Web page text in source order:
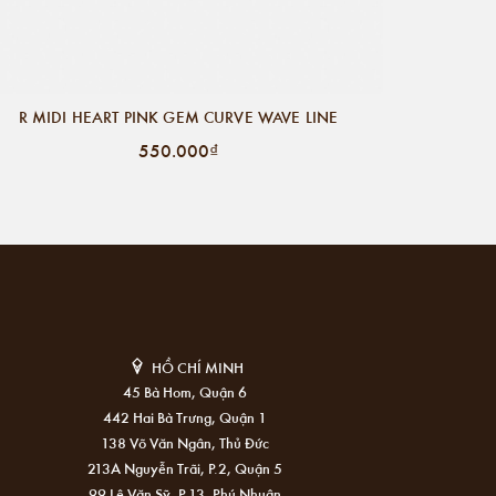
R MIDI HEART PINK GEM CURVE WAVE LINE
550.000₫
HỒ CHÍ MINH
45 Bà Hom, Quận 6
442 Hai Bà Trưng, Quận 1
138 Võ Văn Ngân, Thủ Đức
213A Nguyễn Trãi, P.2, Quận 5